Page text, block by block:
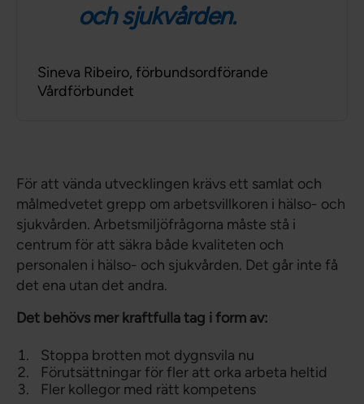
och sjukvården.
Sineva Ribeiro, förbundsordförande
Vårdförbundet
För att vända utvecklingen krävs ett samlat och
målmedvetet grepp om arbetsvillkoren i hälso- och
sjukvården. Arbetsmiljöfrågorna måste stå i
centrum för att säkra både kvaliteten och
personalen i hälso- och sjukvården. Det går inte få
det ena utan det andra.
Det behövs mer kraftfulla tag i form av:
Stoppa brotten mot dygnsvila nu
Förutsättningar för fler att orka arbeta heltid
Fler kollegor med rätt kompetens